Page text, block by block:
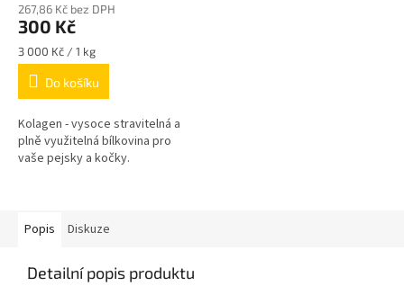
267,86 Kč bez DPH
300 Kč
Měrná
cena:
3 000 Kč / 1 kg
Do košíku
Kolagen - vysoce stravitelná a
plně využitelná bílkovina pro
vaše pejsky a kočky.
Popis Diskuze
Detailní popis produktu